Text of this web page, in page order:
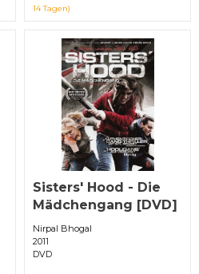
14 Tagen)
Sisters' Hood - Die
Mädchengang [DVD]
Nirpal Bhogal
2011
DVD